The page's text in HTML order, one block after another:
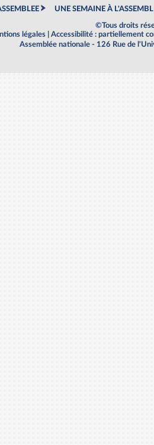
UNE SEMAINE À
©Tous droits
légales
Accessibilité : partiellement
Assemblée nationale - 126 Rue de